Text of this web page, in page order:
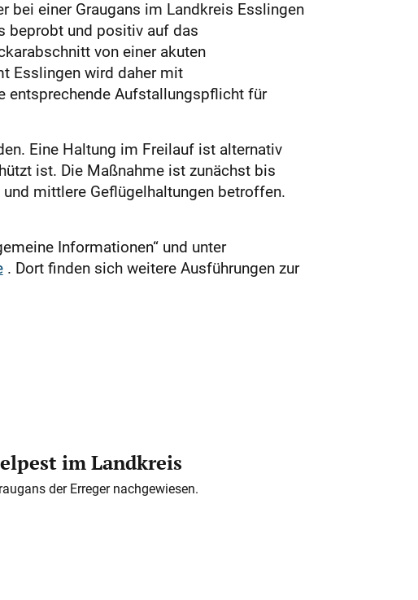
bei einer Graugans im Landkreis Esslingen
beprobt und positiv auf das
von einer akuten
Esslingen wird daher mit
entsprechende Aufstallungspflicht für
Eine Haltung im Freilauf ist alternativ
ist. Die Maßnahme ist zunächst bis
mittlere Geflügelhaltungen betroffen.
Informationen“ und unter
​​​​​​. Dort finden sich weitere Ausführungen zur
im Landkreis
der Erreger nachgewiesen.